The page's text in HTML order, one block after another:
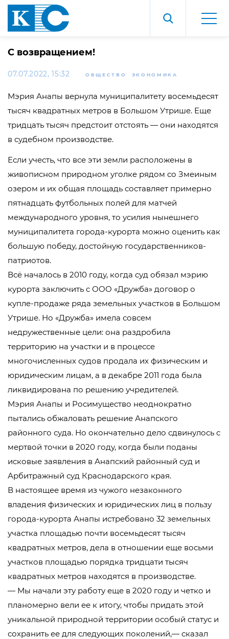
С возвращением!
07.07.2022, 15:32 ОБЩЕСТВО ЭКОНОМИКА
Мэрия Анапы вернула муниципалитету восемьдесят
тысяч квадратных метров в Большом Утрише. Еще
тридцать тысяч предстоит отстоять — они находятся
в судебном производстве.
Если учесть, что все эти земли расположены в
живописном природном уголке рядом со Змеиным
озером и их общая площадь составляет примерно
пятнадцать футбольных полей для матчей
международного уровня, то усилия нынешнего
муниципалитета города-курорта можно оценить как
большую победу, достойную государственников-
патриотов.
Всё началось в 2010 году, когда суд обязал мэрию
курорта заключить с ООО «Дружба» договор о
купле-продаже ряда земельных участков в Большом
Утрише. Но «Дружба» имела совсем
недружественные цели: она раздробила
территорию на участки и в процессе
многочисленных судов продала их физическим и
юридическим лицам, а в декабре 2011 года была
ликвидирована по решению учредителей.
Мэрия Анапы и Росимущество неоднократно
пытались обжаловать решение Анапского
районного суда. Но окончательно дело сдвинулось с
мертвой точки в 2020 году, когда были поданы
исковые заявления в Анапский районный суд и
Арбитражный суд Краснодарского края.
В настоящее время из чужого незаконного
владения физических и юридических лиц в пользу
города-курорта Анапы истребовано 32 земельных
участка площадью почти восемьдесят тысяч
квадратных метров, дела в отношении еще восьми
участков площадью порядка тридцати тысяч
квадратных метров находятся в производстве.
— Мы начали эту работу еще в 2020 году и четко и
планомерно вели ее к итогу, чтобы придать этой
уникальной природной территории особый статус и
сохранить ее для следующих поколений,— сказал